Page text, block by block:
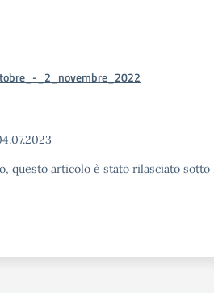
_2_novembre_2022
questo articolo è stato rilasciato